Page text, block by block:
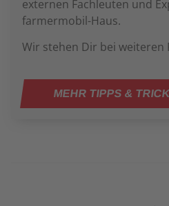
externen Fachleuten und
farmermobil-Haus.
Wir stehen Dir bei weiteren
MEHR TIPPS &